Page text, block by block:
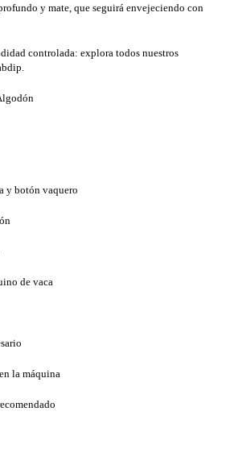
y mate, que seguirá envejeciendo con
controlada: explora todos nuestros
y botón vaquero
de vaca
la máquina